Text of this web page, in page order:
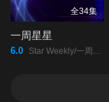
第20220228期
第20220303期
全34集
一周星星
6.0 Star Weekly/一周星星/